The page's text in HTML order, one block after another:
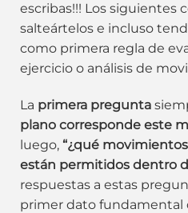
escribas!!! Los siguientes
salteártelos e incluso
como primera regla de
ejercicio o análisis de
La primera pregunta
plano corresponde este
luego, “¿qué
están permitidos dentro
respuestas a estas
primer dato fundamental